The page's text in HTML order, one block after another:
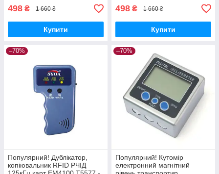
498 ₴ 1 660 ₴
Купити
498 ₴ 1 660 ₴
Купити
–70%
Популярний! Дублікатор,
копіювальник RFID РЧІД
–70%
Популярний! Кутомір
електронний магнітний